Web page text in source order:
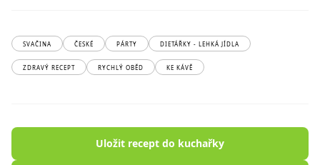
SVAČINA ČESKÉ PÁRTY DIETÁŘKY - LEHKÁ JÍDLA
ZDRAVÝ RECEPT RYCHLÝ OBĚD KE KÁVĚ
Uložit recept do kuchařky